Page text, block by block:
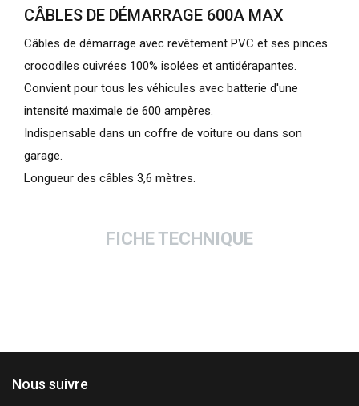
CÂBLES DE DÉMARRAGE 600A MAX
Câbles de démarrage avec revêtement PVC et ses pinces
crocodiles cuivrées 100% isolées et antidérapantes.
Convient pour tous les véhicules avec batterie d'une
intensité maximale de 600 ampères.
Indispensable dans un coffre de voiture ou dans son
garage.
Longueur des câbles 3,6 mètres.
FICHE TECHNIQUE
Nous suivre